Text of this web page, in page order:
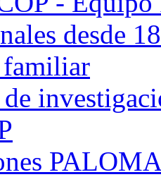
desde